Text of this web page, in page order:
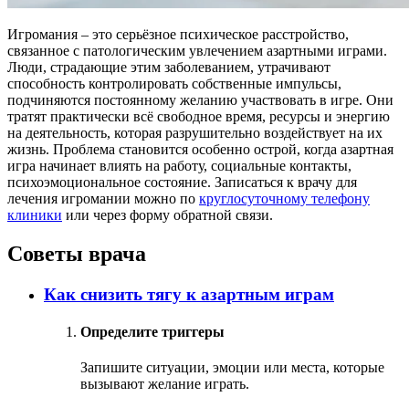
Игромания – это серьёзное психическое расстройство,
связанное с патологическим увлечением азартными играми.
Люди, страдающие этим заболеванием, утрачивают
способность контролировать собственные импульсы,
подчиняются постоянному желанию участвовать в игре. Они
тратят практически всё свободное время, ресурсы и энергию
на деятельность, которая разрушительно воздействует на их
жизнь. Проблема становится особенно острой, когда азартная
игра начинает влиять на работу, социальные контакты,
психоэмоциональное состояние. Записаться к врачу для
лечения игромании можно по круглосуточному телефону
клиники или через форму обратной связи.
Советы врача
Как снизить тягу к азартным играм
Определите триггеры
Запишите ситуации, эмоции или места, которые
вызывают желание играть.